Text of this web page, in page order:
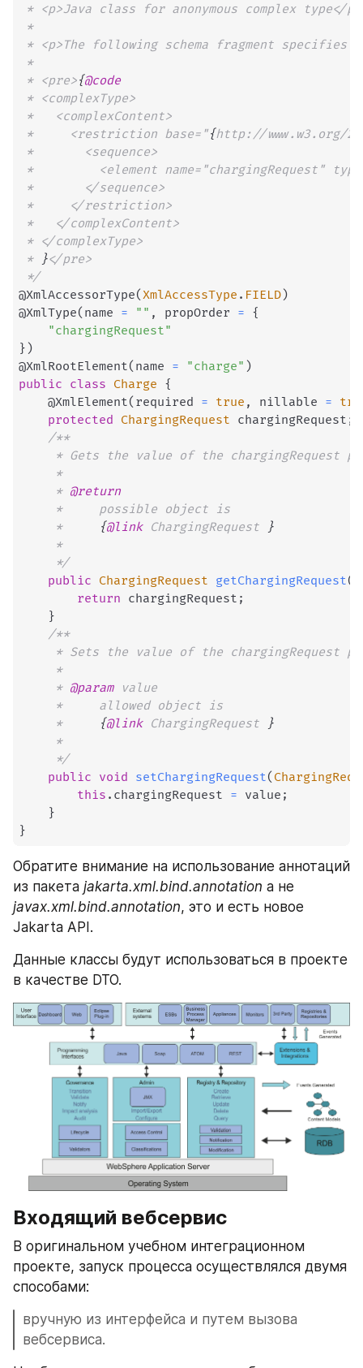
* <p>Java class for anonymous complex type</
*
* <p>The following schema fragment
*
* <pre>{@code
* <complexType>
*   <complexContent>
*     <restriction base="{http://www.w3.org/
*       <sequence>
*         <element name="chargingRequest"
*       </sequence>
*     </restriction>
*   </complexContent>
* </complexType>
*
}</pre>
*/
@XmlAccessorType(XmlAccessType . FIELD)
@XmlType( name = "" , propOrder = {
"chargingRequest"
} )
@XmlRootElement( name = "charge" )
public class Charge {
@XmlElement( required = true , nillable =
protected ChargingRequest chargingRequest ;
/**
* Gets the value of the chargingRequest
     *
     *
@return
     *     possible object is
     *
{@link ChargingRequest
}
     *
     */
public ChargingRequest getChargingRequest(
return chargingRequest ;
}
/**
* Sets the value of the chargingRequest
     *
     *
@param
value
     *     allowed object is
     *
{@link ChargingRequest
}
     *
     */
public void setChargingRequest(
this . chargingRequest = value ;
}
}
Обратите внимание на использование аннотаций
из пакета jakarta.xml.bind.annotation
javax.xml.bind.annotation, это и есть новое
Jakarta API.
Данные классы будут использоваться в проекте
в качестве DTO.
Входящий вебсервис
В оригинальном учебном интеграционном
проекте, запуск процесса осуществлялся двумя
способами:
вручную из интерфейса и путем вызова
вебсервиса.